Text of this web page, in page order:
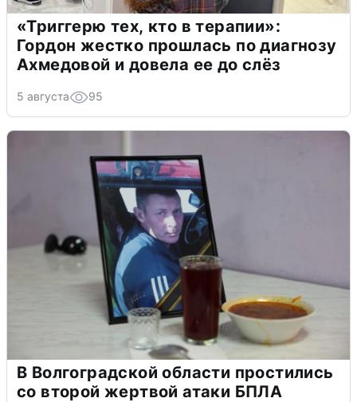
«Триггерю тех, кто в терапии»:
Гордон жестко прошлась по диагнозу
Ахмедовой и довела ее до слёз
5 августа 95
В Волгоградской области простились
со второй жертвой атаки БПЛА